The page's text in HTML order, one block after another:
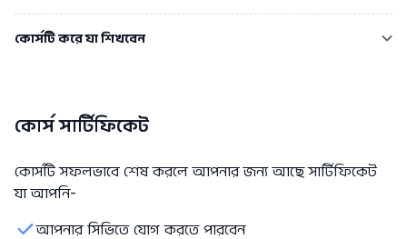
কোর্সটি করে যা শিখবেন
কোর্স সার্টিফিকেট
কোর্সটি সফলভাবে শেষ করলে আপনার জন্য আছে সার্টিফিকেট
যা আপনি-
আপনার সিভিতে যোগ করতে পারবেন